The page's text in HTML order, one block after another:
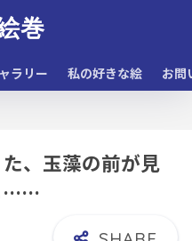
巻
ラリー 私の好きな絵 お問
た、玉藻の前が見
……